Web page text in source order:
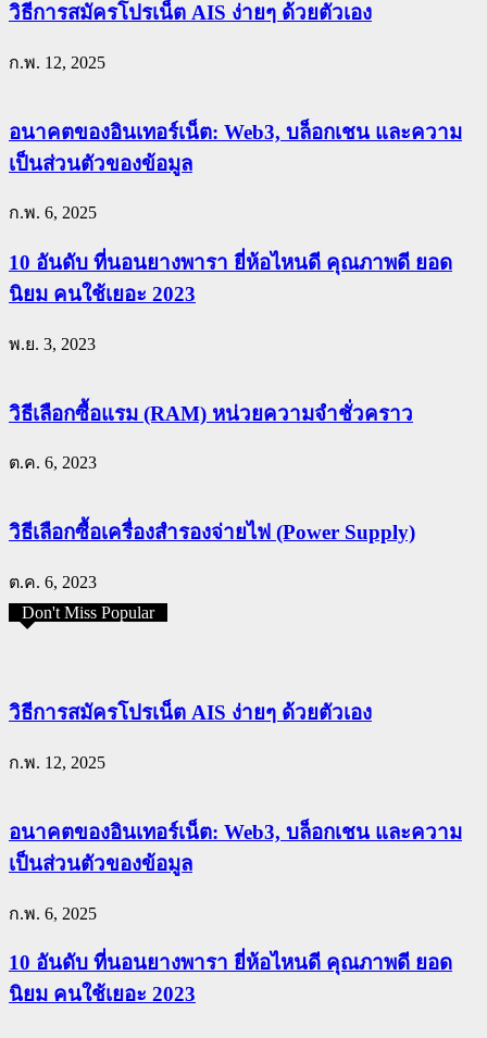
วิธีการสมัครโปรเน็ต AIS ง่ายๆ ด้วยตัวเอง
ก.พ. 12, 2025
อนาคตของอินเทอร์เน็ต: Web3, บล็อกเชน และความ
เป็นส่วนตัวของข้อมูล
ก.พ. 6, 2025
10 อันดับ ที่นอนยางพารา ยี่ห้อไหนดี คุณภาพดี ยอด
นิยม คนใช้เยอะ 2023
พ.ย. 3, 2023
วิธีเลือกซื้อแรม (RAM) หน่วยความจำชั่วคราว
ต.ค. 6, 2023
วิธีเลือกซื้อเครื่องสำรองจ่ายไฟ (Power Supply)
ต.ค. 6, 2023
Don't Miss Popular
วิธีการสมัครโปรเน็ต AIS ง่ายๆ ด้วยตัวเอง
ก.พ. 12, 2025
อนาคตของอินเทอร์เน็ต: Web3, บล็อกเชน และความ
เป็นส่วนตัวของข้อมูล
ก.พ. 6, 2025
10 อันดับ ที่นอนยางพารา ยี่ห้อไหนดี คุณภาพดี ยอด
นิยม คนใช้เยอะ 2023